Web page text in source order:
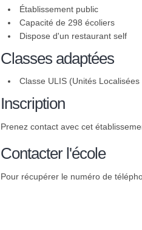
Établissement public
Capacité de 298 écoliers
Dispose d'un restaurant self
Classes adaptées
Classe ULIS (Unités
Inscription
Prenez contact avec cet
Contacter l'école
Pour récupérer le numéro de